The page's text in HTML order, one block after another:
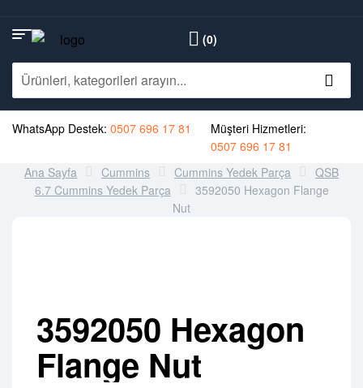
(0)
WhatsApp Destek: 0507 696 17 81
Müşteri Hizmetleri:
0507 696 17 81
Ana Sayfa
Cummins Cummins Yedek Parça
QSB
6.7 Cummins Yedek Parça
3592050 Hexagon Flange
Nut
3592050 Hexagon
Flange Nut